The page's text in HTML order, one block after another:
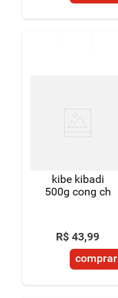
kibe kibadi
500g cong ch
R$ 43,99
comprar